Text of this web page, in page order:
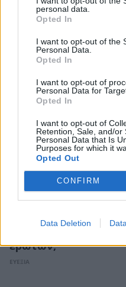
personal data.
Opted In
I want to opt-out of the
Personal Data.
Opted In
I want to opt-out of
Personal Data for
Opted In
I want to opt-out of
Retention, Sale, and/or
Personal Data that Is
Purposes for which it
Opted Out
CONFIRM
Data Deletion
ΣΧΕΤΙΚΑ ΑΡΘΡΑ
ερώτων;
ΕΥΕΞΙΑ